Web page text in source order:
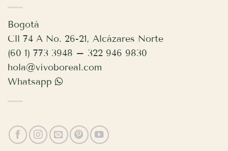
Bogotá
Cll 74 A No. 26-21, Alcázares Norte
(60 1) 773 3948 – 322 946 9830
hola@vivoboreal.com
Whatsapp